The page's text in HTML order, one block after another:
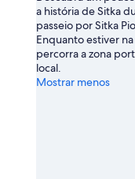
de
ago.
a história de Sitka
passeio por Sitka
Enquanto estiver na
percorra a zona
local.
Mostrar menos